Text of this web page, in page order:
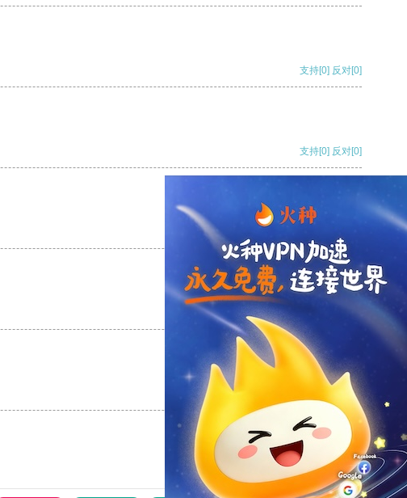
支持[0] 反对[0]
支持[0] 反对[0]
反对
反对[0]